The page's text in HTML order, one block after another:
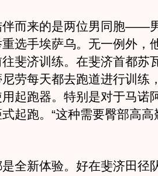
而来的是两位男同胞——
选手埃萨乌。无一例外，
斐济训练。在斐济首都苏
劳每天都去跑道进行训练
起跑器。特别是对于马诺
起跑。“这种需要臀部高
新体验。好在斐济田径